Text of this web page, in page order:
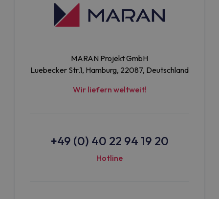
MARAN Projekt GmbH
Luebecker Str.1, Hamburg, 22087, Deutschland
Wir liefern weltweit!
+49 (0) 40 22 94 19 20
Hotline